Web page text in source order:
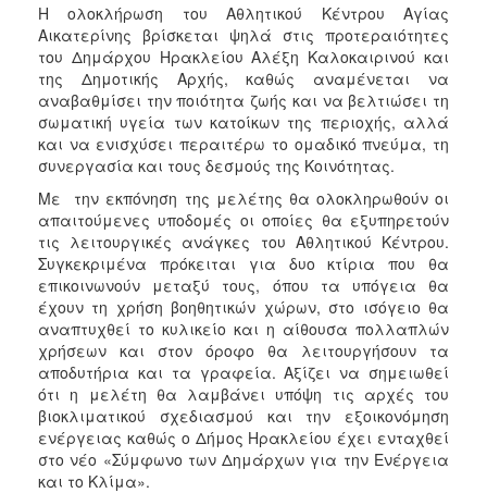
ΠΟΛΙΤΙΣΜΟΣ
ΑΝΘΕΚΤΙΚΗ
ΠΟΛΗ
Η ολοκλήρωση του Αθλητικού Κέντρου Αγίας
Αικατερίνης βρίσκεται ψηλά στις προτεραιότητες
του Δημάρχου Ηρακλείου Αλέξη Καλοκαιρινού και
της Δημοτικής Αρχής, καθώς αναμένεται να
αναβαθμίσει την ποιότητα ζωής και να βελτιώσει τη
σωματική υγεία των κατοίκων της περιοχής, αλλά
και να ενισχύσει περαιτέρω το ομαδικό πνεύμα, τη
συνεργασία και τους δεσμούς της Κοινότητας.
Με την εκπόνηση της μελέτης θα ολοκληρωθούν οι
απαιτούμενες υποδομές οι οποίες θα εξυπηρετούν
τις λειτουργικές ανάγκες του Αθλητικού Κέντρου.
Συγκεκριμένα πρόκειται για δυο κτίρια που θα
επικοινωνούν μεταξύ τους, όπου τα υπόγεια θα
έχουν τη χρήση βοηθητικών χώρων, στο ισόγειο θα
αναπτυχθεί το κυλικείο και η αίθουσα πολλαπλών
χρήσεων και στον όροφο θα λειτουργήσουν τα
αποδυτήρια και τα γραφεία. Αξίζει να σημειωθεί
ότι η μελέτη θα λαμβάνει υπόψη τις αρχές του
βιοκλιματικού σχεδιασμού και την εξοικονόμηση
ενέργειας καθώς ο Δήμος Ηρακλείου έχει ενταχθεί
στο νέο «Σύμφωνο των Δημάρχων για την Ενέργεια
και το Κλίμα».